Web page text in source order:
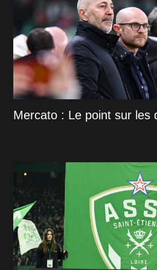
Mercato : Le point sur les